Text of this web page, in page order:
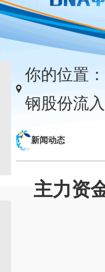
你的位置：
钢股份流
新闻动态
主力资